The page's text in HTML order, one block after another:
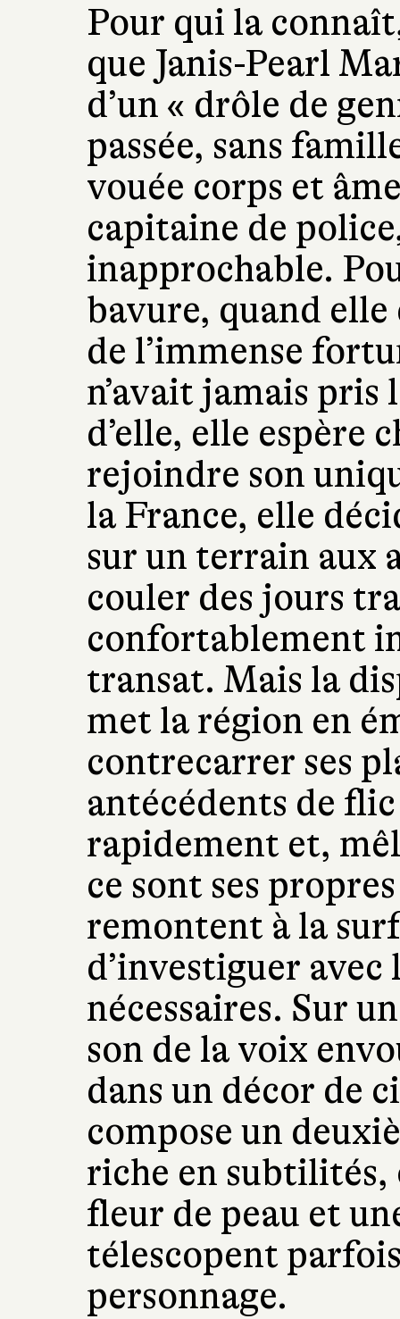
Pour qui la
que Janis-Pearl
d’un « drôle de
passée, sans
vouée corps et
capitaine de
inapprochable.
bavure, quand
de l’immense
n’avait jamais pris
d’elle, elle espère
rejoindre son
la France, elle
sur un terrain aux
couler des jours
confortablement
transat. Mais la
met la région en
contrecarrer ses
antécédents de
rapidement et,
ce sont ses
remontent à la
d’investiguer
nécessaires. Sur
son de la voix
dans un décor de
compose un
riche en subtilités,
fleur de peau et
télescopent
personnage.